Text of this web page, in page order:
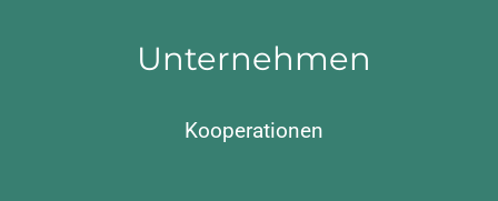
Unternehmen
Kooperationen